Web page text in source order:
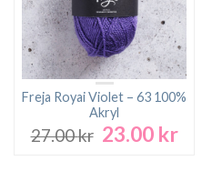
Freja Royai Violet – 63 100%
Akryl
27.00kr Det
23.00 krDet